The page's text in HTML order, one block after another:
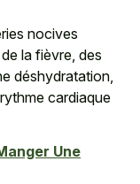
nocives
la fièvre, des
déshydratation,
cardiaque
Une